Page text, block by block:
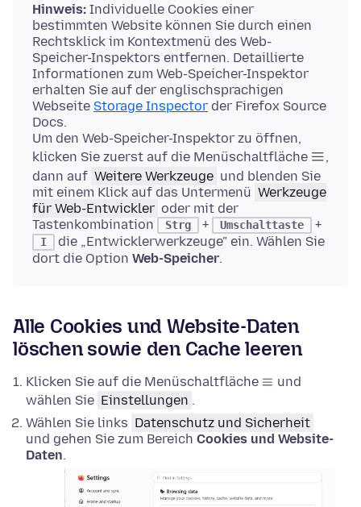
Hinweis: Individuelle Cookies einer
bestimmten Website können Sie durch einen
Rechtsklick im Kontextmenü des Web-
Speicher-Inspektors entfernen. Detaillierte
Informationen zum Web-Speicher-Inspektor
erhalten Sie auf der englischsprachigen
Webseite Storage Inspector der Firefox Source
Docs.
Um den Web-Speicher-Inspektor zu öffnen,
klicken Sie zuerst auf die Menüschaltfläche
,
dann auf Weitere Werkzeuge und blenden Sie
mit einem Klick auf das Untermenü Werkzeuge
für Web-Entwickler oder mit der
Tastenkombination
Strg + Umschalttaste +
I
die „Entwicklerwerkzeuge" ein. Wählen Sie
dort die Option Web-Speicher.
Alle Cookies und Website-Daten
löschen sowie den Cache leeren
Klicken Sie auf die Menüschaltfläche
und
wählen Sie Einstellungen .
Wählen Sie links Datenschutz und Sicherheit
und gehen Sie zum Bereich Cookies und Website-
Daten.